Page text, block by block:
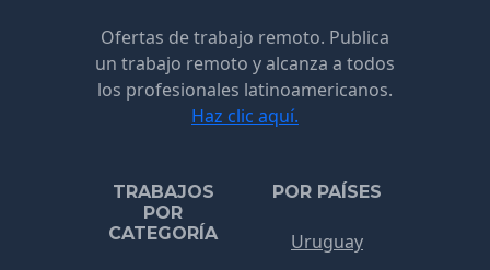
Ofertas de trabajo remoto. Publica
un trabajo remoto y alcanza a todos
los profesionales latinoamericanos.
Haz clic aquí.
TRABAJOS
POR
CATEGORÍA
POR PAÍSES
Uruguay